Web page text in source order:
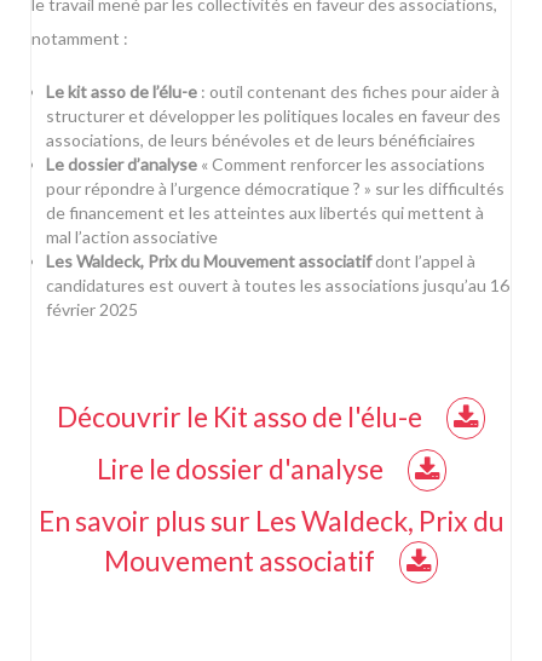
le travail mené par les collectivités en faveur des associations,
notamment :
Le kit asso de l’élu-e: outil contenant des fiches pour aider à
structurer et développer les politiques locales en faveur des
associations, de leurs bénévoles et de leurs bénéficiaires
Le dossier d’analyse « Comment renforcer les associations
pour répondre à l’urgence démocratique ? » sur les difficultés
de financement et les atteintes aux libertés qui mettent à
mal l’action associative
Les Waldeck, Prix du Mouvement associatifdont l’appel à
candidatures est ouvert à toutes les associations jusqu’au 16
février 2025
Découvrir le Kit asso de l'élu-e
Lire le dossier d'analyse
En savoir plus sur Les Waldeck, Prix du
Mouvement associatif